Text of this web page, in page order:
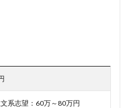
系志望：60万～80万円